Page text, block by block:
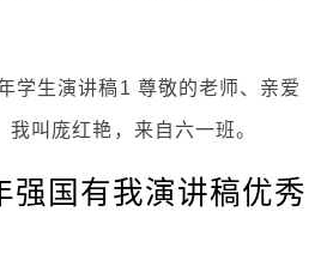
学生演讲稿1 尊敬的老师、亲爱
叫庞红艳，来自六一班。
强国有我演讲稿优秀